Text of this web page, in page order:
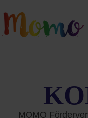
MOMO